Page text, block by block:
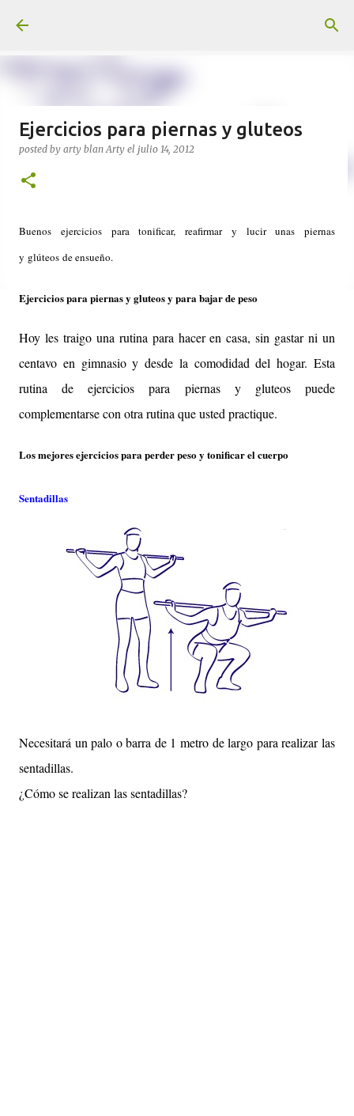
Ejercicios para piernas y gluteos
posted by arty blanArty el julio 14, 2012
Buenos ejercicios para tonificar, reafirmar y lucir unas piernas
y glúteos de ensueño.
Ejercicios para piernas y gluteos y para bajar de peso
Hoy les traigo una rutina para hacer en casa, sin gastar ni un
centavo en gimnasio y desde la comodidad del hogar. Esta
rutina de ejercicios para piernas y gluteos puede
complementarse con otra rutina que usted practique.
Los mejores ejercicios para perder peso y tonificar el cuerpo
Sentadillas
Necesitará un palo o barra de 1 metro de largo para realizar las
sentadillas.
¿Cómo se realizan las sentadillas?